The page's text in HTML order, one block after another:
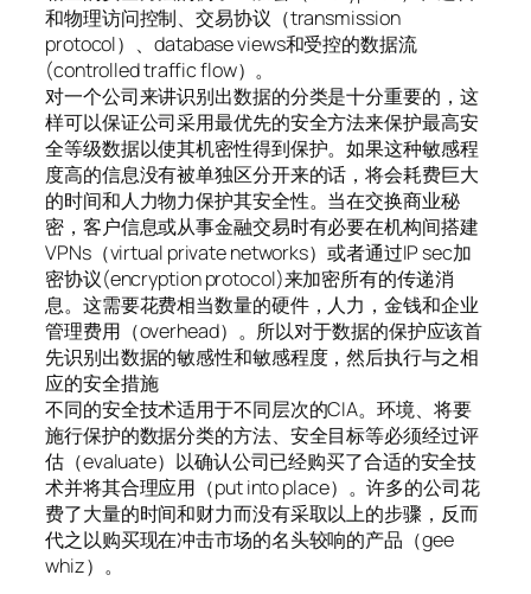
和物理访问控制、交易协议（transmission
protocol）、database views和受控的数据流
(controlled traffic flow）。
对一个公司来讲识别出数据的分类是十分重要的，这
样可以保证公司采用最优先的安全方法来保护最高安
全等级数据以使其机密性得到保护。如果这种敏感程
度高的信息没有被单独区分开来的话，将会耗费巨大
的时间和人力物力保护其安全性。当在交换商业秘
密，客户信息或从事金融交易时有必要在机构间搭建
VPNs（virtual private networks）或者通过IP sec加
密协议(encryption protocol)来加密所有的传递消
息。这需要花费相当数量的硬件，人力，金钱和企业
管理费用（overhead）。所以对于数据的保护应该首
先识别出数据的敏感性和敏感程度，然后执行与之相
应的安全措施
不同的安全技术适用于不同层次的CIA。环境、将要
施行保护的数据分类的方法、安全目标等必须经过评
估（evaluate）以确认公司已经购买了合适的安全技
术并将其合理应用（put into place）。许多的公司花
费了大量的时间和财力而没有采取以上的步骤，反而
代之以购买现在冲击市场的名头较响的产品（gee
whiz）。